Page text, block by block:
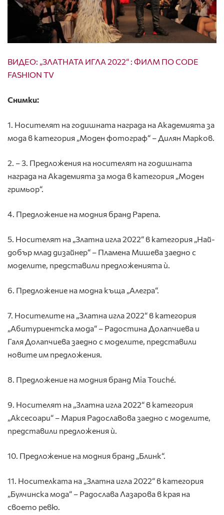
ВИДЕО: „ЗЛАТНАТА ИГЛА 2022“ : ФИЛМ ПО CODE
FASHION TV
Снимки:
1. Носителят на годишната награда на Академията за
мода в категория „Моден фотограф“ – Дилян Марков.
2. – 3. Предложения на носителят на годишната
награда на Академията за мода в категория „Моден
гримьор“.
4. Предложение на модния бранд Papena.
5. Носителят на „Златна игла 2022“ в категория „Най-
добър млад дизайнер“ – Пламена Мишева заедно с
моделите, представили предложенията ѝ.
6. Предложение на модна къща „Алегра“.
7. Носителите на „Златна игла 2022“ в категория
„Абитуриентска мода“ – Радостина Долапчиева и
Галя Долапчиева заедно с моделите, представили
новите им предложения.
8. Предложение на модния бранд Mia Touché.
9. Носителят на „Златна игла 2022“ в категория
„Аксесоари“ – Мария Радославова заедно с моделите,
представили предложения ѝ.
10. Предложение на модния бранд „Блинк“.
11. Носителката на „Златна игла 2022“ в категория
„Булчинска мода“ – Радослава Лазарова в края на
своето ревю.